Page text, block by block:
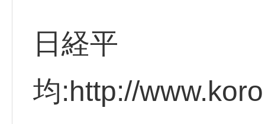
日経平
均:http://